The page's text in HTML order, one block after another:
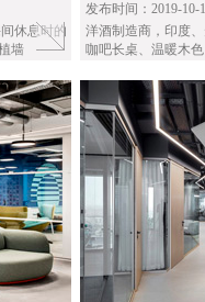
休息时的
墙
发布时间：2019-10-
洋酒制造商，印度
咖吧长桌、温暖木色